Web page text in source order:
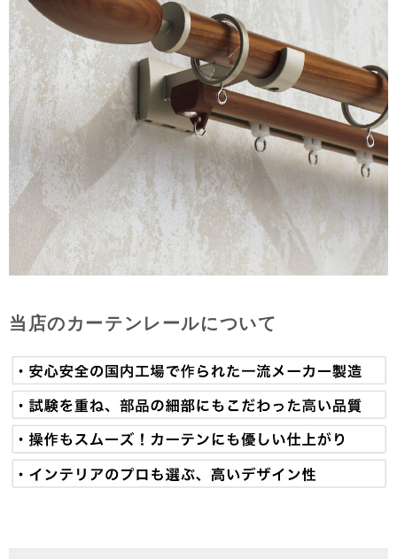
当店のカーテンレールについて